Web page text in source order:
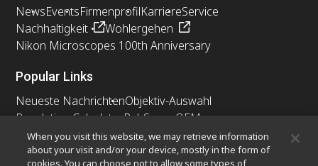
NewsEventsFirmenprofilKarriereService
Nachhaltigkeit
Wohlergehen
Nikon Microscopes 100th Anniversary
Popular Links
Neueste NachrichtenObjektiv-Auswahl
Resolution Calculator PubScope OEM
Nikon Small World
MicroscopyU
When you visit this website, we may retrieve information
about your visit and/or your device, mostly in the form of
cookies. You can choose not to allow some types of